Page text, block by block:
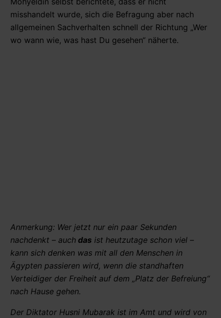
misshandelt wurde, sich die Befragung aber nach
allgemeinen Sachverhalten schnell der Richtung „Wer
wo wann wie, was hast Du gesehen“ näherte.
Anmerkung: Wer jetzt nur ein paar Sekunden
nachdenkt – auch das ist heutzutage schon viel –
kann sich denken was mit all den Menschen in
Ägypten passieren wird, wenn die standhaften
Verteidiger der Freiheit auf dem „Platz der Befreiung“
nach Hause gehen.
Der Diktator Husni Mubarak ist im Amt und wird von